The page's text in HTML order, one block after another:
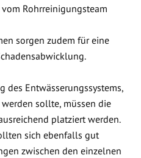
Rohrreinigungsteam
sorgen zudem für eine
des Entwässerungssystems,
sollte, müssen die
platziert werden.
sich ebenfalls gut
zwischen den einzelnen